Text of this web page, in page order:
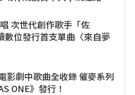
次世代創作歌手「佐
數位發行首支單曲〈來自夢
影劇中歌曲全收錄 催麥系列
ONE》發行！